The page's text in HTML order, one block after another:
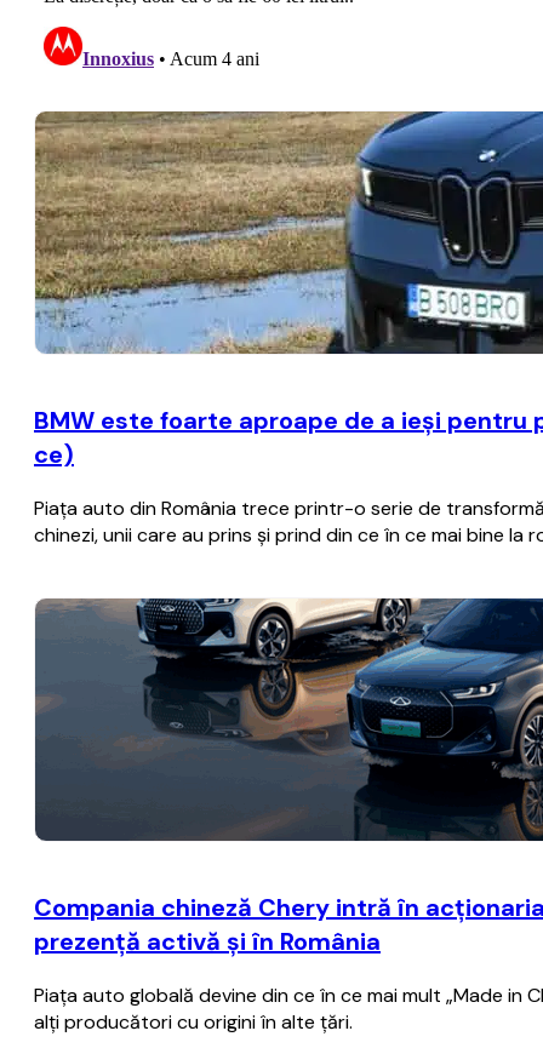
BMW este foarte aproape de a ieşi pentru
ce)
Piaţa auto din România trece printr-o serie de
chinezi, unii care au prins şi prind din ce în ce mai bine la
Compania chineză Chery intră în
prezenţă activă şi în România
Piaţa auto globală devine din ce în ce mai mult „Made in
alţi producători cu origini în alte ţări.